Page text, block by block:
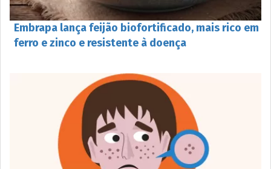
Embrapa lança feijão biofortificado, mais rico em
ferro e zinco e resistente à doença